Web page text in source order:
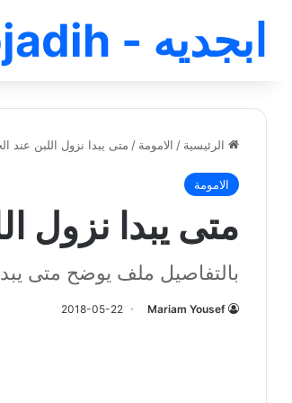
ابجديه - Abjadih
الرئيسية / الامومة / متى يبدا نزول اللبن عند
الامومة
متى يبدا نزول
بالتفاصيل ملف يوضح متى
Mariam Yousef
2018-05-22